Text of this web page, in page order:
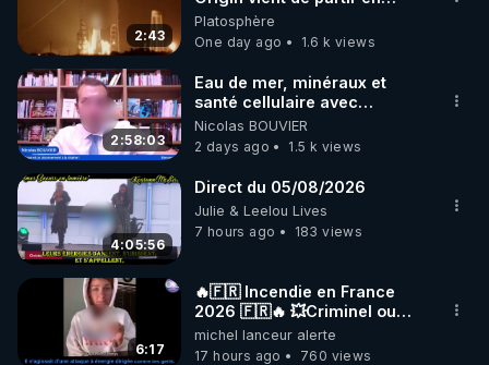
2:43
fumée.
Platosphère
One day ago
1.6 k views
2:58:03
Eau de mer, minéraux et
santé cellulaire avec
Grégoire Cadeau
Nicolas BOUVIER
2 days ago
1.5 k views
4:05:56
Direct du 05/08/2026
Julie & Leelou Lives
7 hours ago
183 views
6:17
🔥🇫🇷 Incendie en France
2026 🇫🇷🔥 💥Criminel ou
coincidence naturelle?💥
@NostraDamoucho
michel lanceur alerte
17 hours ago
760 views